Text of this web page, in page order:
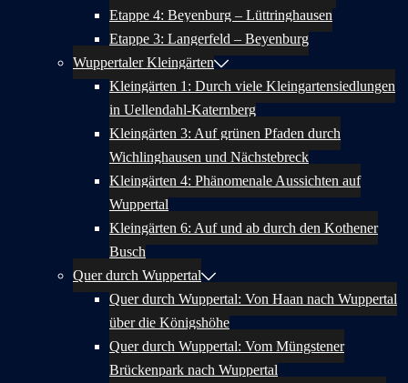
Etappe 4: Beyenburg – Lüttringhausen
Etappe 3: Langerfeld – Beyenburg
Wuppertaler Kleingärten
Kleingärten 1: Durch viele Kleingartensiedlungen
in Uellendahl-Katernberg
Kleingärten 3: Auf grünen Pfaden durch
Wichlinghausen und Nächstebreck
Kleingärten 4: Phänomenale Aussichten auf
Wuppertal
Kleingärten 6: Auf und ab durch den Kothener
Busch
Quer durch Wuppertal
Quer durch Wuppertal: Von Haan nach Wuppertal
über die Königshöhe
Quer durch Wuppertal: Vom Müngstener
Brückenpark nach Wuppertal